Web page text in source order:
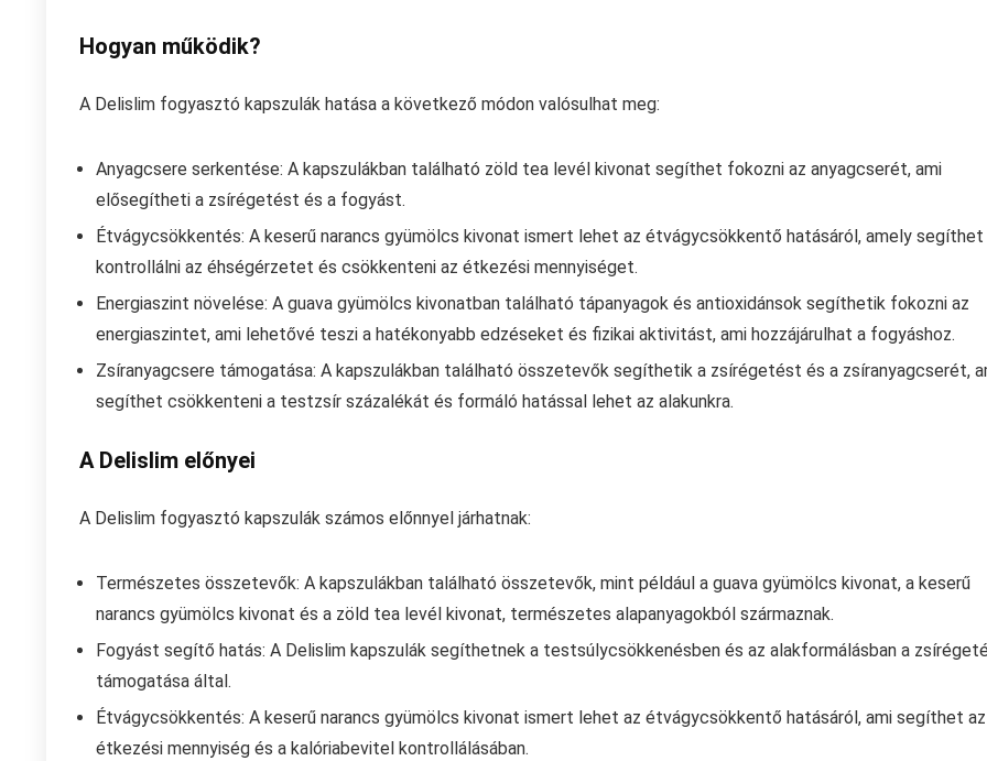
Hogyan működik?
A Delislim fogyasztó kapszulák hatása a következő módon valósulhat meg:
Anyagcsere serkentése: A kapszulákban található zöld tea levél kivonat segíthet fokozni az anyagcserét, ami
elősegítheti a zsírégetést és a fogyást.
Étvágycsökkentés: A keserű narancs gyümölcs kivonat ismert lehet az étvágycsökkentő hatásáról, amely segíthet
kontrollálni az éhségérzetet és csökkenteni az étkezési mennyiséget.
Energiaszint növelése: A guava gyümölcs kivonatban található tápanyagok és antioxidánsok segíthetik fokozni az
energiaszintet, ami lehetővé teszi a hatékonyabb edzéseket és fizikai aktivitást, ami hozzájárulhat a fogyáshoz.
Zsíranyagcsere támogatása: A kapszulákban található összetevők segíthetik a zsírégetést és a zsíranyagcserét,
segíthet csökkenteni a testzsír százalékát és formáló hatással lehet az alakunkra.
A Delislim előnyei
A Delislim fogyasztó kapszulák számos előnnyel járhatnak:
Természetes összetevők: A kapszulákban található összetevők, mint például a guava gyümölcs kivonat, a keserű
narancs gyümölcs kivonat és a zöld tea levél kivonat, természetes alapanyagokból származnak.
Fogyást segítő hatás: A Delislim kapszulák segíthetnek a testsúlycsökkenésben és az alakformálásban a
támogatása által.
Étvágycsökkentés: A keserű narancs gyümölcs kivonat ismert lehet az étvágycsökkentő hatásáról, ami segíthet az
étkezési mennyiség és a kalóriabevitel kontrollálásában.